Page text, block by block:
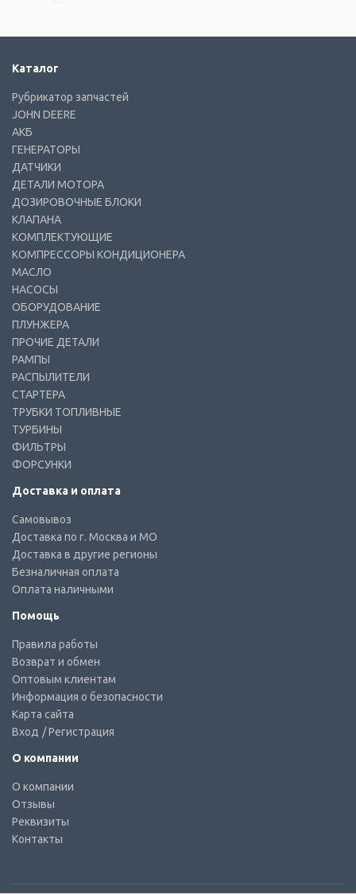
Каталог
Рубрикатор запчастей
JOHN DEERE
АКБ
ГЕНЕРАТОРЫ
ДАТЧИКИ
ДЕТАЛИ МОТОРА
ДОЗИРОВОЧНЫЕ БЛОКИ
КЛАПАНА
КОМПЛЕКТУЮЩИЕ
КОМПРЕССОРЫ КОНДИЦИОНЕРА
МАСЛО
НАСОСЫ
ОБОРУДОВАНИЕ
ПЛУНЖЕРА
ПРОЧИЕ ДЕТАЛИ
РАМПЫ
РАСПЫЛИТЕЛИ
СТАРТЕРА
ТРУБКИ ТОПЛИВНЫЕ
ТУРБИНЫ
ФИЛЬТРЫ
ФОРСУНКИ
Доставка и оплата
Самовывоз
Доставка по г. Москва и МО
Доставка в другие регионы
Безналичная оплата
Оплата наличными
Помощь
Правила работы
Возврат и обмен
Оптовым клиентам
Информация о безопасности
Карта сайта
Вход / Регистрация
О компании
О компании
Отзывы
Реквизиты
Контакты